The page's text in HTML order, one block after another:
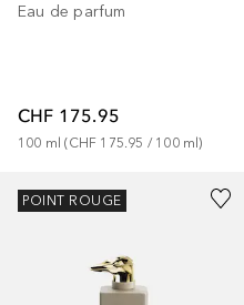
Eau de parfum
CHF 175.95
100 ml (CHF 175.95 / 100 ml)
POINT ROUGE